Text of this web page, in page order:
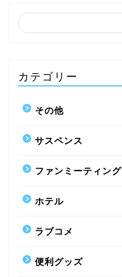
カテゴリー
その他
サスペンス
ファンミーティング
ホテル
ラブコメ
便利グッズ